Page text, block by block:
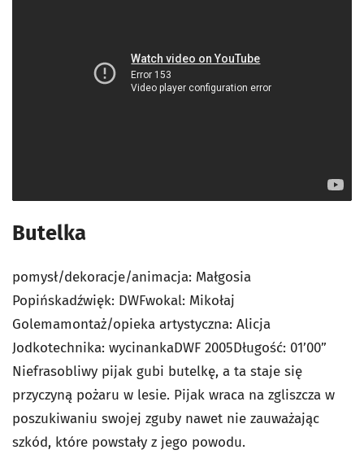
Butelka
pomysł/dekoracje/animacja: Małgosia
Popińskadźwięk: DWFwokal: Mikołaj
Golemamontaż/opieka artystyczna: Alicja
Jodkotechnika: wycinankaDWF 2005Długość: 01’00”
Niefrasobliwy pijak gubi butelkę, a ta staje się
przyczyną pożaru w lesie. Pijak wraca na zgliszcza w
poszukiwaniu swojej zguby nawet nie zauważając
szkód, które powstały z jego powodu.